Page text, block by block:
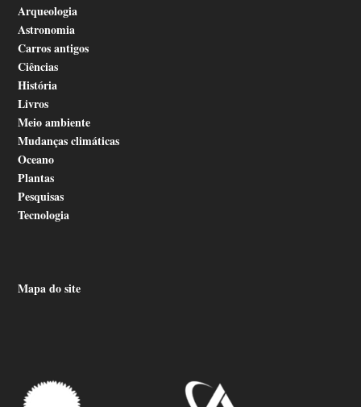
Arqueologia
Astronomia
Carros antigos
Ciências
História
Livros
Meio ambiente
Mudanças climáticas
Oceano
Plantas
Pesquisas
Tecnologia
Mapa do site